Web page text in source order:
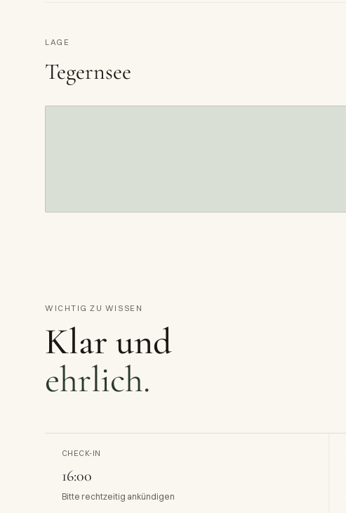
LAGE
Tegernsee
WICHTIG ZU WISSEN
Klar und
ehrlich.
CHECK-IN
16:00
Bitte rechtzeitig ankündigen